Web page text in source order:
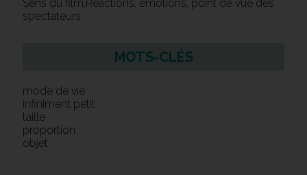
Sens du film,Réactions, émotions, point de vue des
spectateurs
MOTS-CLÉS
mode de vie
infiniment petit
taille
proportion
objet